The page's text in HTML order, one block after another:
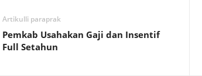
Artikulli paraprak
Pemkab Usahakan Gaji dan Insentif
Full Setahun